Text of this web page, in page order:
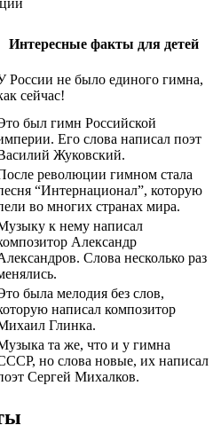
Интересные факты для детей
России не было единого гимна,
сейчас!
был гимн Российской
Его слова написал поэт
Жуковский.
революции гимном стала
“Интернационал”, которую
во многих странах мира.
к нему написал
Александр
Слова несколько раз
была мелодия без слов,
написал композитор
Глинка.
та же, что и у гимна
но слова новые, их написал
Сергей Михалков.